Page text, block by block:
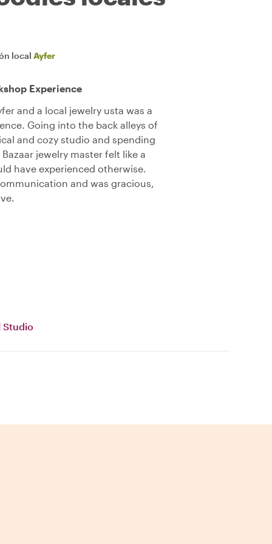
local Ayfer
Experience
and a local jewelry usta was a
Going into the back alleys of
and cozy studio and spending
jewelry master felt like a
have experienced otherwise.
and was gracious,
Studio